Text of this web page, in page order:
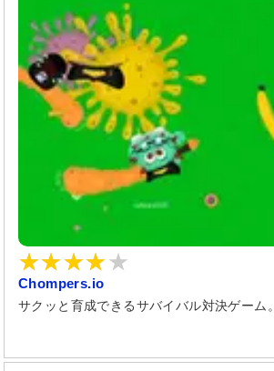
Chompers.io
サクッと育成できるサバイバル対決ゲーム。